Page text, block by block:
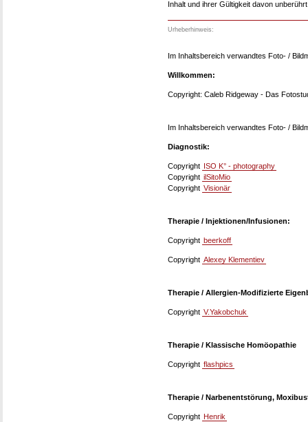
Inhalt und ihrer Gültigkeit davon
Urheberhinweis:
Im Inhaltsbereich verwandtes Foto- /
Willkommen:
Copyright: Caleb Ridgeway - Das
Im Inhaltsbereich verwandtes Foto- /
Diagnostik:
Copyright ISO K° - photography
Copyright ilSitoMio
Copyright Visionär
Therapie / Injektionen/Infusionen:
Copyright beerkoff
Copyright Alexey Klementiev
Therapie / Allergien-Modifizierte
Copyright V.Yakobchuk
Therapie / Klassische Homöopathie
Copyright flashpics
Therapie / Narbenentstörung,
Copyright Henrik